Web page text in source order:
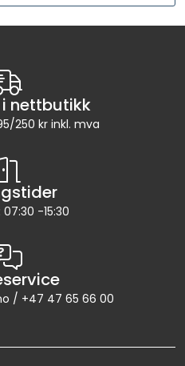
nettbutikk
250 kr inkl. mva
-15:30
/ +47 47 65 66 00